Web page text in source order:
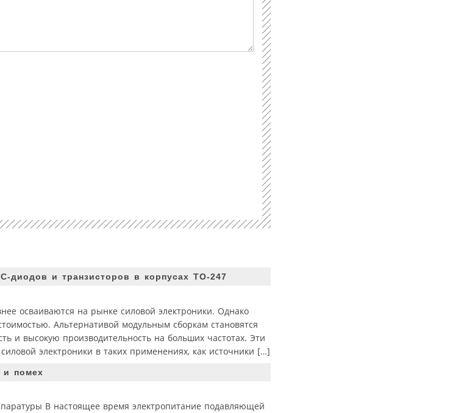
диодов и транзисторов в корпусах TO-247
осваиваются на рынке силовой электроники. Однако
Альтернативой модульным сборкам становятся
и высокую производительность на больших частотах. Эти
электроники в таких применениях, как источники […]
и помех
В настоящее время электропитание подавляющей